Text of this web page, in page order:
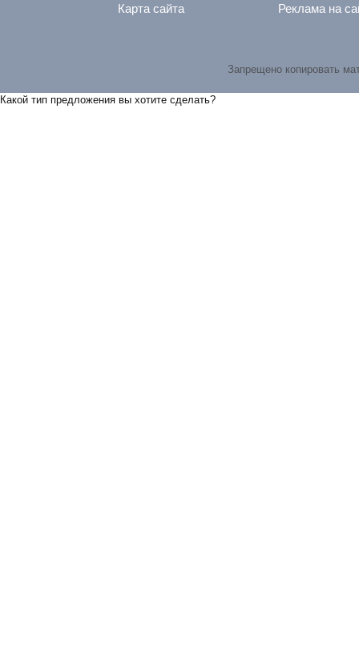
Карта сайта
Реклама на
Запрещено копировать
Какой тип предложения вы хотите сделать?